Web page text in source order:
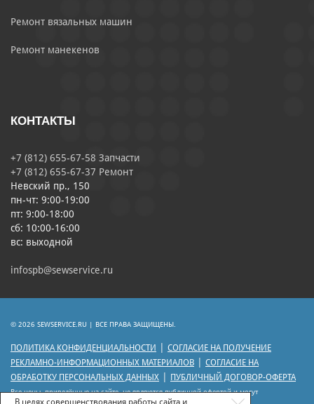
Ремонт вязальных машин
Ремонт манекенов
КОНТАКТЫ
+7 (812) 655-67-58 Запчасти
+7 (812) 655-67-37 Ремонт
Невский пр., 150
пн-чт: 9:00-19:00
пт: 9:00-18:00
сб: 10:00-16:00
вс: выходной
infospb@sewservice.ru
© 2026 SEWSERVICE.RU | ВСЕ ПРАВА ЗАЩИЩЕНЫ.
ПОЛИТИКА КОНФИДЕНЦИАЛЬНОСТИ
СОГЛАСИЕ НА ПОЛУЧЕНИЕ
РЕКЛАМНО-ИНФОРМАЦИОННЫХ МАТЕРИАЛОВ
СОГЛАСИЕ НА
ОБРАБОТКУ ПЕРСОНАЛЬНЫХ ДАННЫХ
ПУБЛИЧНЫЙ ДОГОВОР-ОФЕРТА
Все цены, приведённые на сайте, не являются публичной офертой и могут
отличаться от цен действующего прейскуранта.
В целях совершенствования работы сайта и